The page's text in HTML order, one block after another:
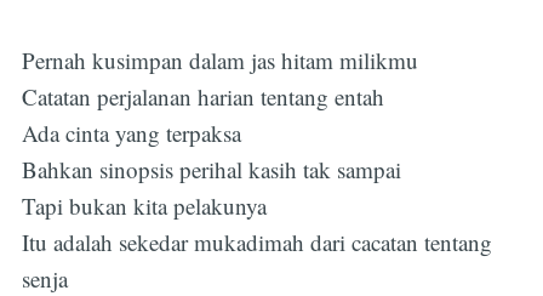
Pernah kusimpan dalam jas hitam milikmu
Catatan perjalanan harian tentang entah
Ada cinta yang terpaksa
Bahkan sinopsis perihal kasih tak sampai
Tapi bukan kita pelakunya
Itu adalah sekedar mukadimah dari cacatan tentang
senja